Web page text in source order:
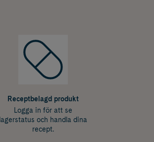
Receptbelagd produkt
Logga in för att se
lagerstatus och handla dina
recept.